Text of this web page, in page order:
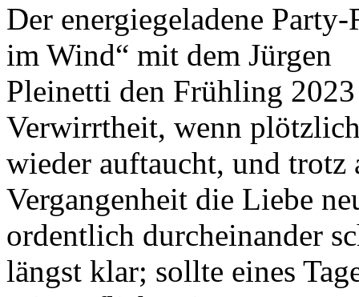
Der energiegeladene
im Wind“ mit dem Jürgen
Pleinetti den Frühling
Verwirrtheit, wenn
wieder auftaucht, und trotz
Vergangenheit die Liebe
ordentlich durcheinander
längst klar; sollte eines